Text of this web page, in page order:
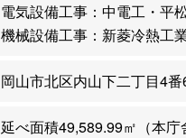
電気設備工事：中電工・平
機械設備工事：新菱冷熱工
岡山市北区内山下二丁目4
延べ面積49,589.99㎡（本庁